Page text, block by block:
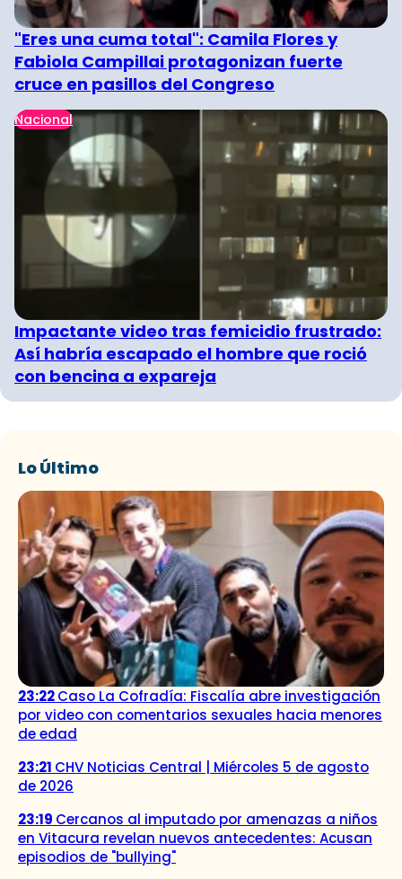
"Eres una cuma total": Camila Flores y
Fabiola Campillai protagonizan fuerte
cruce en pasillos del Congreso
Nacional
Impactante video tras femicidio frustrado:
Así habría escapado el hombre que roció
con bencina a expareja
Lo Último
23:22Caso La Cofradía: Fiscalía abre investigación
por video con comentarios sexuales hacia menores
de edad
23:21 CHV Noticias Central | Miércoles 5 de agosto
de 2026
23:19 Cercanos al imputado por amenazas a niños
en Vitacura revelan nuevos antecedentes: Acusan
episodios de "bullying"